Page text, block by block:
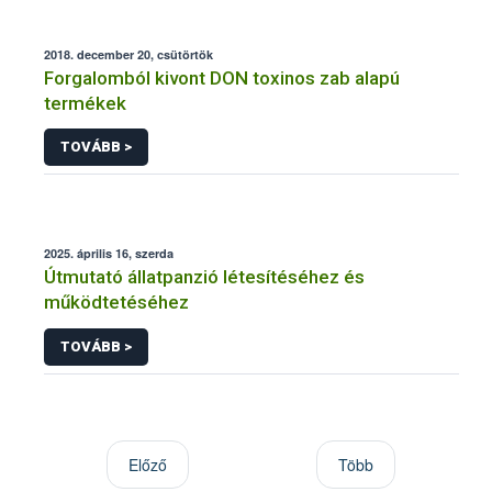
2018. december 20, csütörtök
Forgalomból kivont DON toxinos zab alapú
termékek
TOVÁBB >
2025. április 16, szerda
Útmutató állatpanzió létesítéséhez és
működtetéséhez
TOVÁBB >
Előző Több